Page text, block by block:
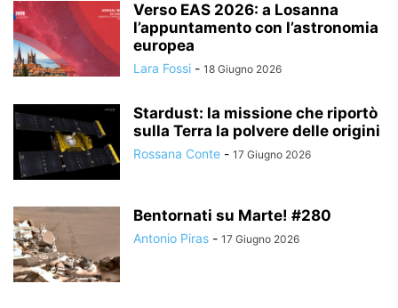
Verso EAS 2026: a Losanna
l’appuntamento con l’astronomia
europea
Lara Fossi - 18 Giugno 2026
Stardust: la missione che riportò
sulla Terra la polvere delle origini
Rossana Conte - 17 Giugno 2026
Bentornati su Marte! #280
Antonio Piras - 17 Giugno 2026